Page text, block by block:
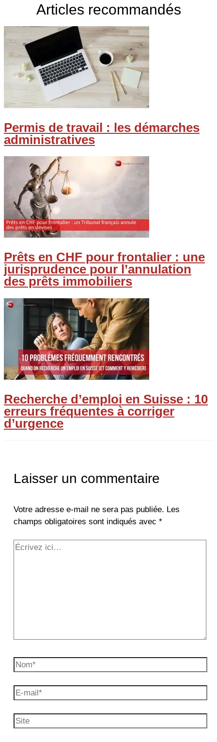
Articles recommandés
Permis de travail : les démarches
administratives
Prêts en CHF pour frontalier : une
jurisprudence pour l’annulation
des prêts immobiliers
Recherche d’emploi en Suisse : 10
erreurs fréquentes à corriger
d’urgence
Laisser un commentaire
Votre adresse e-mail ne sera pas publiée. Les
champs obligatoires sont indiqués avec *
Écrivez
Nom*
E-
mail*
Site